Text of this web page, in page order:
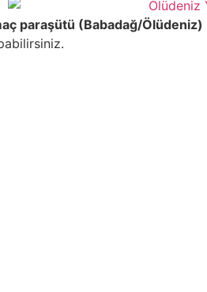
paraşütü (Babadağ/Ölüdeniz)